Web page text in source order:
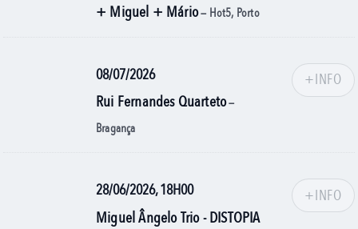
+ Miguel + Mário— Hot5, Porto
08/07/2026
Rui Fernandes Quarteto—
Bragança
+INFO
28/06/2026, 18H00
Miguel Ângelo Trio - DISTOPIA
+INFO